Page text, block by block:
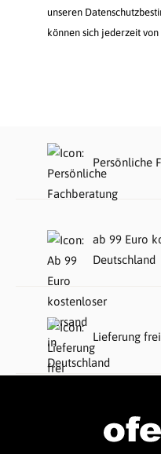
unseren
können sich jederzeit
Persönliche
ab 99 Euro
Deutschland
Lieferung